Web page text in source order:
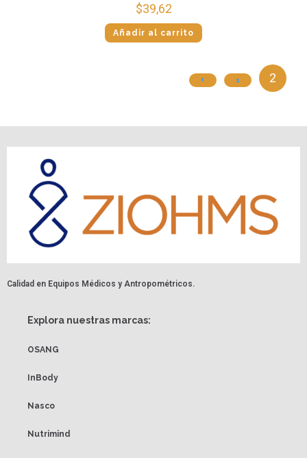
$39,62
Añadir al carrito
1 2
Calidad en Equipos Médicos y Antropométricos.
Explora nuestras marcas:
OSANG
InBody
Nasco
Nutrimind